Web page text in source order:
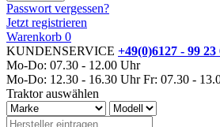
Passwort vergessen?
Jetzt registrieren
Warenkorb 0
KUNDENSERVICE +49(0)6127 - 99 23
Mo-Do: 07.30 - 12.00 Uhr
Mo-Do: 12.30 - 16.30 Uhr Fr: 07.30 -
Traktor auswählen